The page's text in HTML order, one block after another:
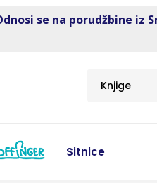
se na porudžbine iz
Knjige
Sitnice